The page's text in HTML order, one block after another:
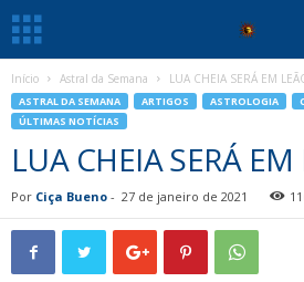
Início Astral da Semana LUA CHEIA SERÁ EM
ASTRAL DA SEMANA ARTIGOS ASTROLOGIA
ÚLTIMAS NOTÍCIAS
LUA CHEIA SERÁ EM
Por Ciça Bueno - 27 de janeiro de 2021